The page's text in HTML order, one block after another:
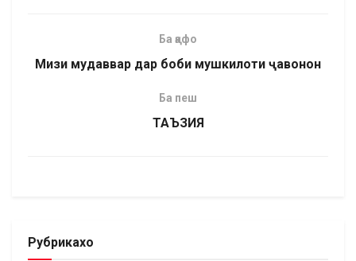
Ба қафо
Мизи мудаввар дар боби мушкилоти ҷавонон
Ба пеш
ТАЪЗИЯ
Рубрикахо